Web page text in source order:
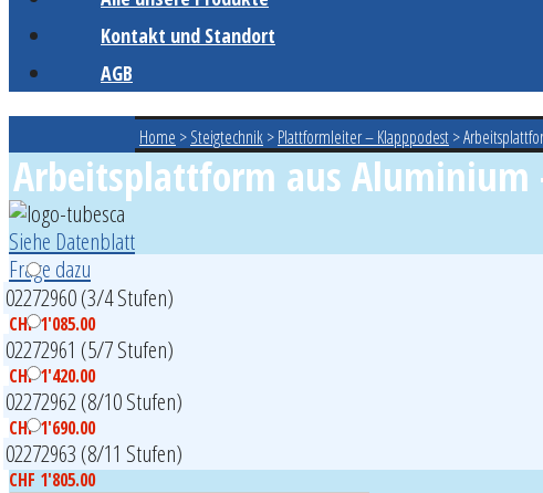
Kontakt und Standort
AGB
Home >Steigtechnik>Plattformleiter – Klapppodest>
Arbeitsplattform aus Aluminium -
Siehe Datenblatt
Frage dazu
02272960 (3/4 Stufen)
CHF1'085.00
02272961 (5/7 Stufen)
CHF1'420.00
02272962 (8/10 Stufen)
CHF1'690.00
02272963 (8/11 Stufen)
CHF 1'805.00